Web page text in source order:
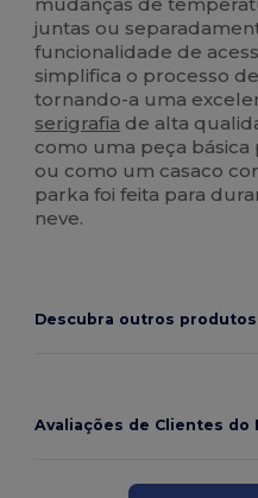
juntas ou
funcionalidade de
simplifica o processo
tornando-a uma
serigrafia de alta
como uma peça básica
ou como um casaco
parka foi feita para
neve.
Descubra outros produtos
Avaliações de Clientes do